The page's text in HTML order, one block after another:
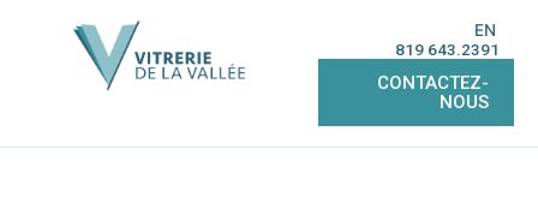
EN
819 643.2391
CONTACTEZ-
NOUS